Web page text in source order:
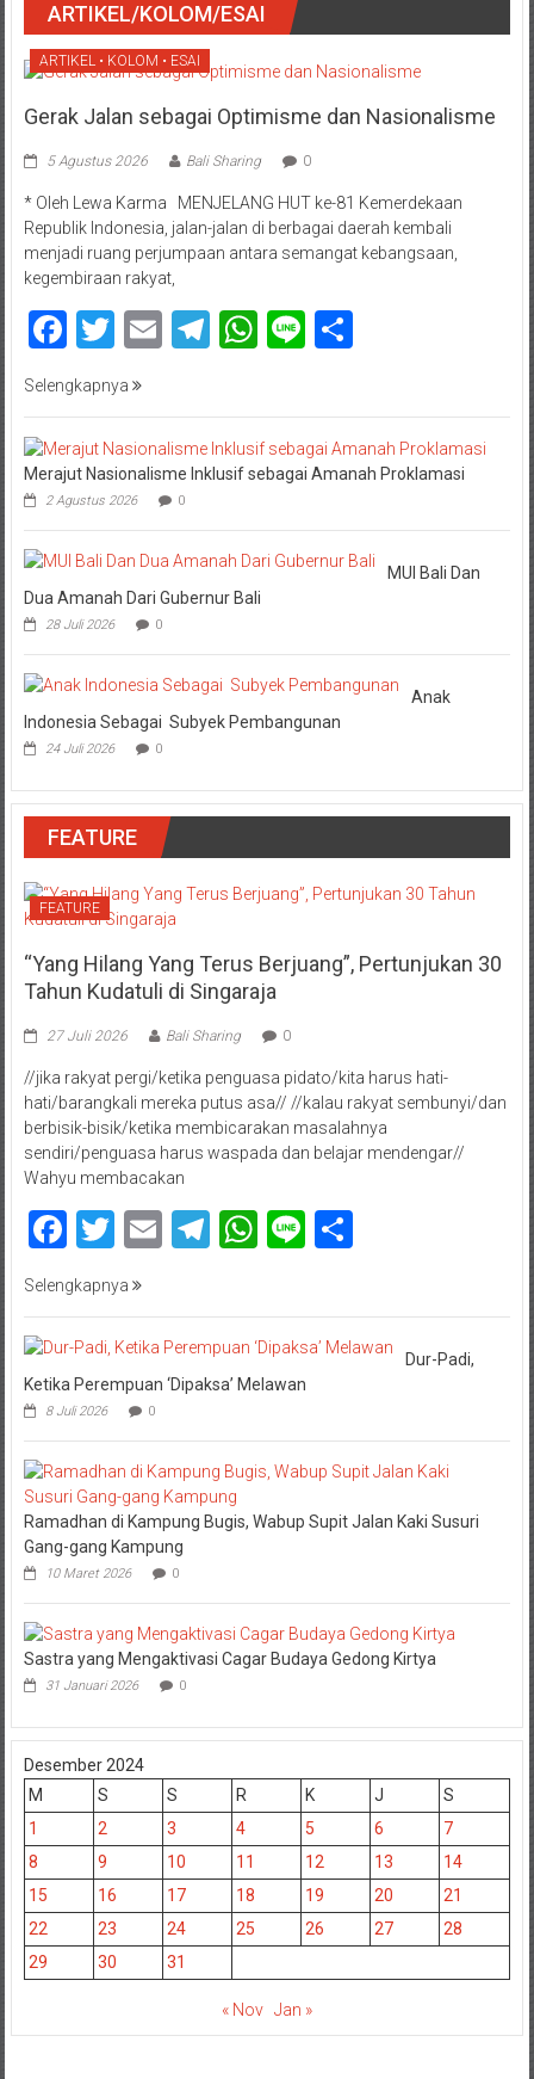
ARTIKEL/KOLOM/ESAI
ARTIKEL • KOLOM • ESAI
Gerak Jalan sebagai Optimisme dan Nasionalisme
5 Agustus 2026 Bali Sharing 0
* Oleh Lewa Karma MENJELANG HUT ke-81 Kemerdekaan
Republik Indonesia, jalan-jalan di berbagai daerah kembali
menjadi ruang perjumpaan antara semangat kebangsaan,
kegembiraan rakyat,
Facebook
Twitter
EmailTelegram
WhatsApp
LineShare
Selengkapnya
Merajut Nasionalisme Inklusif sebagai Amanah Proklamasi
2 Agustus 2026 0
MUI Bali Dan
Dua Amanah Dari Gubernur Bali
28 Juli 2026 0
Anak
Indonesia Sebagai Subyek Pembangunan
24 Juli 2026 0
FEATURE
FEATURE
“Yang Hilang Yang Terus Berjuang”, Pertunjukan 30
Tahun Kudatuli di Singaraja
27 Juli 2026 Bali Sharing 0
//jika rakyat pergi/ketika penguasa pidato/kita harus hati-
hati/barangkali mereka putus asa// //kalau rakyat sembunyi/dan
berbisik-bisik/ketika membicarakan masalahnya
sendiri/penguasa harus waspada dan belajar mendengar//
Wahyu membacakan
Facebook
Twitter
EmailTelegram
WhatsApp
LineShare
Selengkapnya
Dur-Padi,
Ketika Perempuan ‘Dipaksa’ Melawan
8 Juli 2026 0
Ramadhan di Kampung Bugis, Wabup Supit Jalan Kaki Susuri
Gang-gang Kampung
10 Maret 2026 0
Sastra yang Mengaktivasi Cagar Budaya Gedong Kirtya
31 Januari 2026 0
Desember 2024
M
S S R K J
S
1
2 3 4 5 6
7
8
9 10 11 12 13
14
15
16 17 18 19 20
21
22
23 24 25 26 27
28
29
30 31
« Nov Jan »